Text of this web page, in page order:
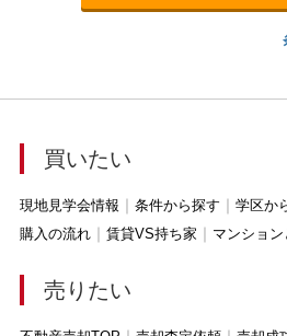
買いたい
現地見学会情報 条件から探す 学区か
購入の流れ
賃貸VS持ち家 マンショ
売りたい